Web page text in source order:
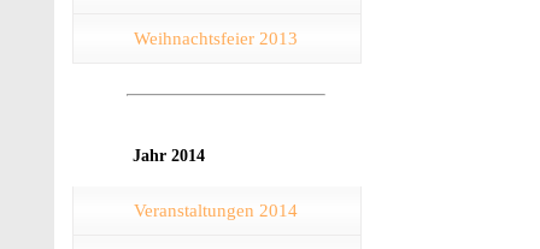
Weihnachtsfeier 2013
Jahr 2014
Veranstaltungen 2014